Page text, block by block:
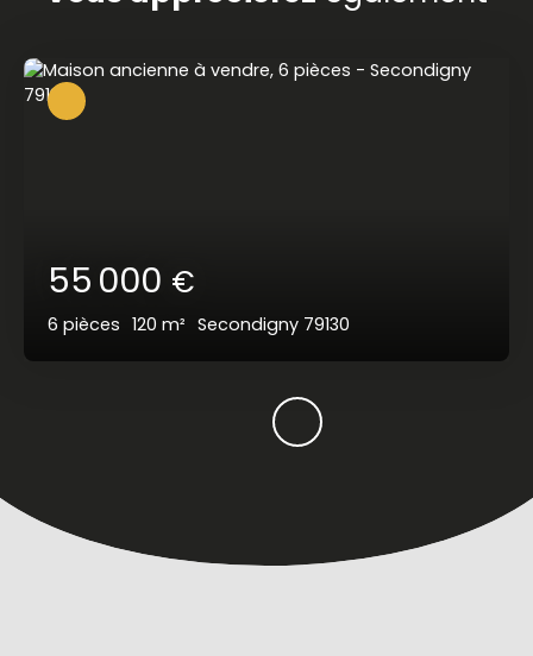
55 000 €
6 pièces 120 m² Secondigny 79130